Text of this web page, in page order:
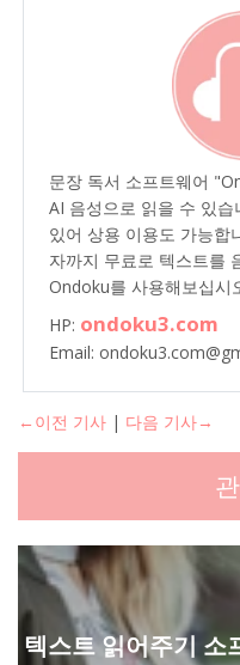
문장 독서 소프트웨어
AI 음성으로 읽을 수 있
있어 상용 이용도 가능합
자까지 무료로 텍스트를
Ondoku를 사용해보십시
HP: ondoku3.com
Email:
←이전 기사 | 다음 기사→
텍스트 읽어주기